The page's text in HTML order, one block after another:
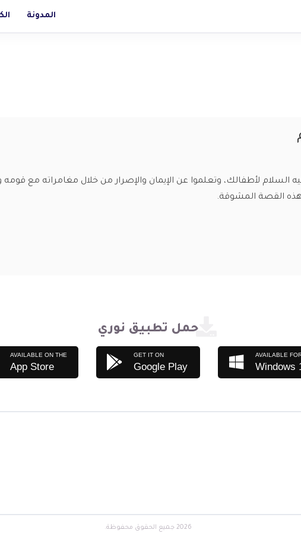
المدونة
السلام لأطفالك، وتعلموا عن الإيمان والإصرار من خلال مغامراته مع
هذه القصة المشوقة.
حمل تطبيق نوري
AVAILABLE ON THE
App Store
GET IT ON
Google Play
AVAILABLE
Windows
2026 جميع الحقوق محفوظة.